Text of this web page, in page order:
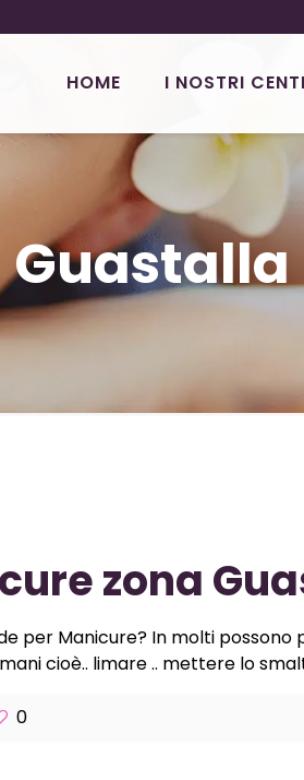
HOME I NOSTRI
zona
per Manicure? In molti
cioè.. limare .. mettere lo
0